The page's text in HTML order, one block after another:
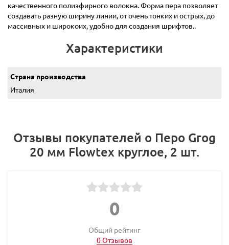
качественного полиэфирного волокна. Форма пера позволяет
создавать разную ширину линии, от очень тонких и острых, до
массивных и широкоих, удобно для создания шрифтов..
Характеристики
Страна производства
Италия
Отзывы покупателей о Перо Grog
20 мм Flowtex круглое, 2 шт.
0
Общий рейтинг
0 Отзывов